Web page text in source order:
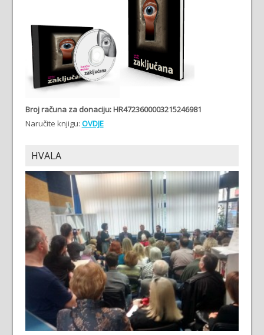
Broj računa za donaciju: HR4723600003215246981
Naručite knjigu: OVDJE
HVALA